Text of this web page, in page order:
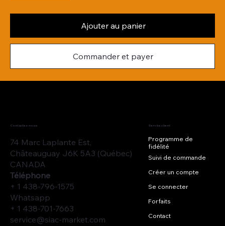
Ajouter au panier
Commander et payer
74 Marc Laplante Est,
Châteauguay J6K 5A3 (Québec)
CANADA
Téléphone
+ 1 438-796-1575
Whatsapp
+ 1 438-701-7663
service@siac-market.com
Contactez-nous Service client
Programme de
fidélité
Suivi de commande
Créer un compte
Se connecter
Forfaits
Contact